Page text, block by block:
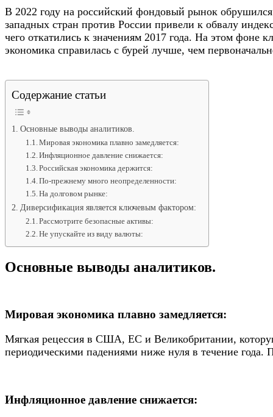
В 2022 году на российский фондовый рынок
западных стран против России привели к обвалу
чего откатились к значениям 2017 года. На этом фоне
экономика справилась с бурей лучше, чем
Содержание статьи
Основные выводы аналитиков.
Мировая экономика плавно замедляется:
Инфляционное давление снижается:
Российская экономика держится:
По-прежнему много неопределенности:
На долговом рынке:
Диверсификация является ключевым фактором:
Рассмотрите безопасные активы:
Не упускайте из виду валюты:
Основные выводы аналитиков.
Мировая экономика плавно замедляется:
Мягкая рецессия в США, ЕС и Великобритании,
периодическими падениями ниже нуля в течение года.
Инфляционное давление снижается: